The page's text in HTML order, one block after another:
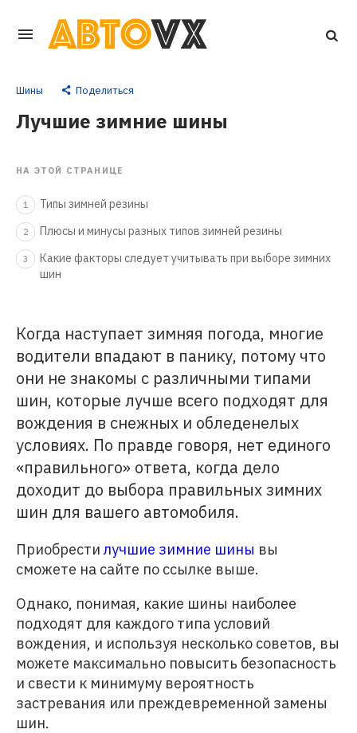
Перейти
основному
контенту
Шины Поделиться
Лучшие зимние шины
НА ЭТОЙ СТРАНИЦЕ
1 Типы зимней резины
2 Плюсы и минусы разных типов зимней резины
3
Какие факторы следует учитывать при выборе зимних
шин
Когда наступает зимняя погода, многие
водители впадают в панику, потому что
они не знакомы с различными типами
шин, которые лучше всего подходят для
вождения в снежных и обледенелых
условиях. По правде говоря, нет единого
«правильного» ответа, когда дело
доходит до выбора правильных зимних
шин для вашего автомобиля.
Приобрестилучшие зимние шины вы
сможете на сайте по ссылке выше.
Однако, понимая, какие шины наиболее
подходят для каждого типа условий
вождения, и используя несколько советов, вы
можете максимально повысить безопасность
и свести к минимуму вероятность
застревания или преждевременной замены
шин.